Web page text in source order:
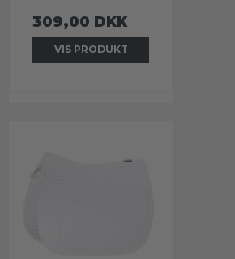
309,00 DKK
VIS PRODUKT